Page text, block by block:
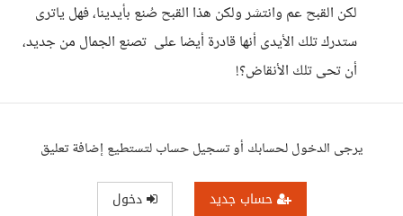
لكن القبح عم وانتشر ولكن هذا القبح صُنع بأيدينا، فهل ياترى
ستدرك تلك الأيدى أنها قادرة أيضا على تصنع الجمال من جديد،
أن تحى تلك الأنقاض؟!
يرجى الدخول لحسابك أو تسجيل حساب لتستطيع إضافة تعليق
حساب جديد دخول